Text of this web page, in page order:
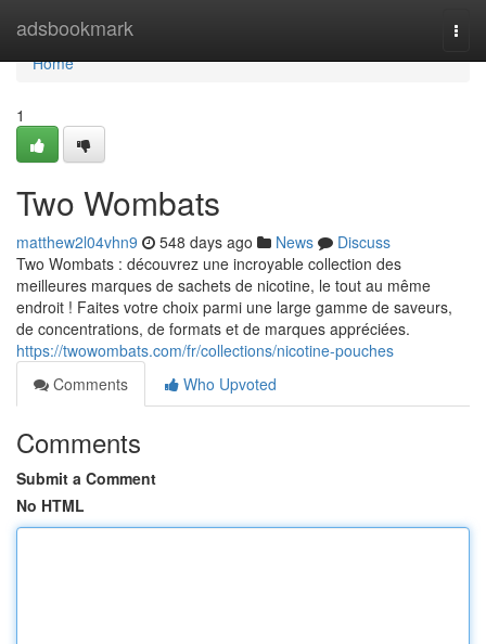
adsbookmark
Home
Home
1
Two Wombats
matthew2l04vhn9 548 days ago News
Discuss
Two Wombats : découvrez une incroyable collection des
meilleures marques de sachets de nicotine, le tout au même
endroit ! Faites votre choix parmi une large gamme de saveurs,
de concentrations, de formats et de marques appréciées.
https://twowombats.com/fr/collections/nicotine-pouches
Comments
Who Upvoted
Comments
Submit a Comment
No HTML